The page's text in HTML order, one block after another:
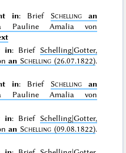
in: Brief Schelling
an
Pauline Amalia von
in: Brief Schelling|Gotter,
an Schelling (26.07.1822).
in: Brief Schelling
an
Pauline Amalia von
in: Brief Schelling|Gotter,
an Schelling (09.08.1822).